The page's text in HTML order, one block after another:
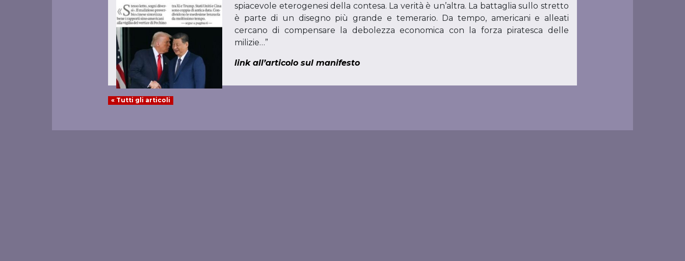
spiacevole eterogenesi della contesa. La verità è un’altra. La battaglia sullo stretto
è parte di un disegno più grande e temerario. Da tempo, americani e alleati
cercano di compensare la debolezza economica con la forza piratesca delle
milizie…”
link all’articolo sul manifesto
« Tutti gli articoli